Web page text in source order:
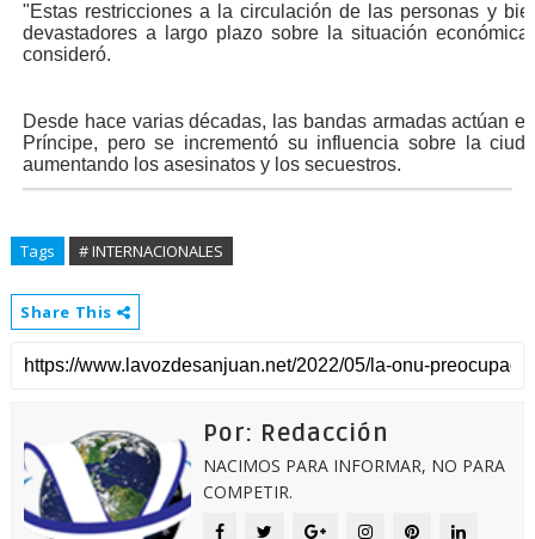
"Estas restricciones a la circulación de las personas y
devastadores a largo plazo sobre la situación
consideró.
Desde hace varias décadas, las bandas armadas actúan
Príncipe, pero se incrementó su influencia sobre la
aumentando los asesinatos y los secuestros.
Tags # INTERNACIONALES
Share This
Por: Redacción
NACIMOS PARA INFORMAR, NO PARA
COMPETIR.